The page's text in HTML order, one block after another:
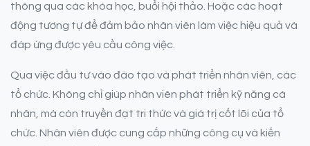
thông qua các khóa học, buổi hội thảo. Hoặc các hoạt
động tương tự để đảm bảo nhân viên làm việc hiệu quả và
đáp ứng được yêu cầu công việc.
Qua việc đầu tư vào đào tạo và phát triển nhân viên, các
tổ chức. Không chỉ giúp nhân viên phát triển kỹ năng cá
nhân, mà còn truyền đạt tri thức và giá trị cốt lõi của tổ
chức. Nhân viên được cung cấp những công cụ và kiến